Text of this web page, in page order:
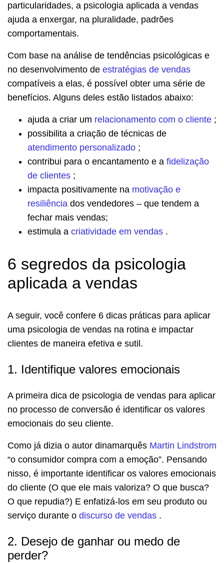
particularidades, a psicologia aplicada a vendas
ajuda a enxergar, na pluralidade, padrões
comportamentais.
Com base na análise de tendências psicológicas e
no desenvolvimento de estratégias de vendas
compatíveis a elas, é possível obter uma série de
benefícios. Alguns deles estão listados abaixo:
ajuda a criar um relacionamento com o cliente ;
possibilita a criação de técnicas de
atendimento personalizado ;
contribui para o encantamento e a fidelização
de clientes ;
impacta positivamente na motivação e
resiliência dos vendedores – que tendem a
fechar mais vendas;
estimula a criatividade em vendas .
6 segredos da psicologia
aplicada a vendas
A seguir, você confere 6 dicas práticas para aplicar
uma psicologia de vendas na rotina e impactar
clientes de maneira efetiva e sutil.
1. Identifique valores emocionais
A primeira dica de psicologia de vendas para aplicar
no processo de conversão é identificar os valores
emocionais do seu cliente.
Como já dizia o autor dinamarquês Martin Lindstrom
“o consumidor compra com a emoção”. Pensando
nisso, é importante identificar os valores emocionais
do cliente (O que ele mais valoriza? O que busca?
O que repudia?) E enfatizá-los em seu produto ou
serviço durante o discurso de vendas .
2. Desejo de ganhar ou medo de
perder?